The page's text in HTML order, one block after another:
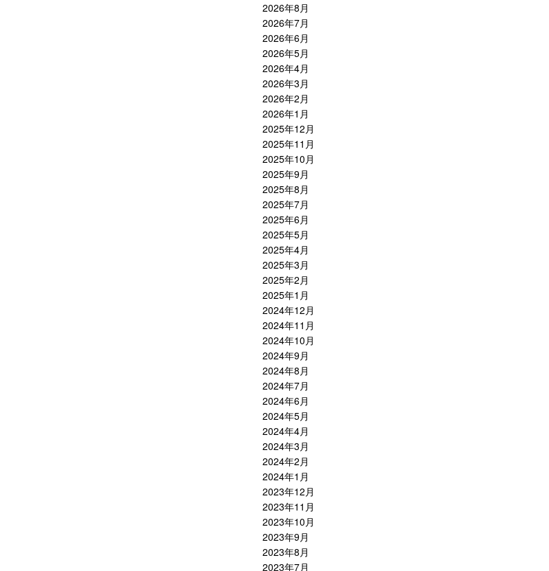
2026年8月
2026年7月
2026年6月
2026年5月
2026年4月
2026年3月
2026年2月
2026年1月
2025年12月
2025年11月
2025年10月
2025年9月
2025年8月
2025年7月
2025年6月
2025年5月
2025年4月
2025年3月
2025年2月
2025年1月
2024年12月
2024年11月
2024年10月
2024年9月
2024年8月
2024年7月
2024年6月
2024年5月
2024年4月
2024年3月
2024年2月
2024年1月
2023年12月
2023年11月
2023年10月
2023年9月
2023年8月
2023年7月